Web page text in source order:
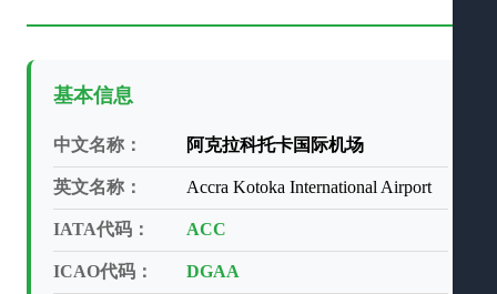
基本信息
中文名称： 阿克拉科托卡国际机场
英文名称： Accra Kotoka International Airport
IATA代码： ACC
ICAO代码： DGAA